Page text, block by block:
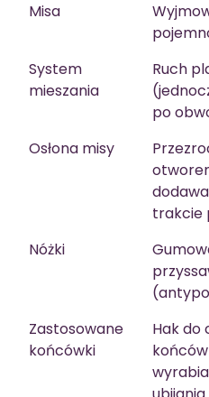
Misa
System
mieszania
Ruch
po
Osłona misy
trakcie
Nóżki
Zastosowane
końcówki
Hak do